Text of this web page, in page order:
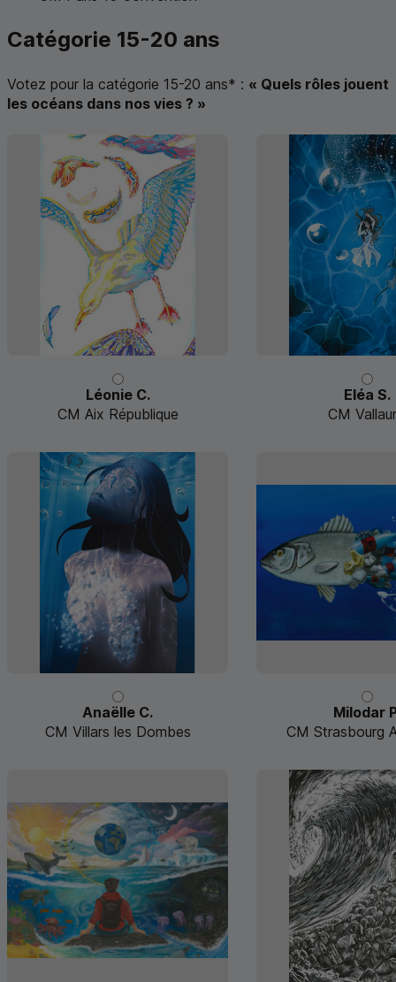
Catégorie 15-20 ans
Votez pour la catégorie 15-20 ans* : « Quels rôles jouent
les océans dans nos vies ? »
Léonie C.
CM Aix République
Eléa S.
CM
Anaëlle C.
CM Villars les Dombes
Milodar
CM Strasbourg